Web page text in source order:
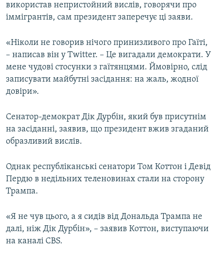
використав непристойний вислів, говорячи про
іммігрантів, сам президент заперечує ці заяви.
«Ніколи не говорив нічого принизливого про Гаїті,
– написав він у Twitter. – Це вигадали демократи. У
мене чудові стосунки з гаїтянцями. Ймовірно, слід
записувати майбутні засідання: на жаль, жодної
довіри».
Сенатор-демократ Дік Дурбін, який був присутнім
на засіданні, заявив, що президент вжив згаданий
образливий вислів.
Однак республіканські сенатори Том Коттон і Девід
Пердю в недільних теленовинах стали на сторону
Трампа.
«Я не чув цього, а я сидів від Дональда Трампа не
далі, ніж Дік Дурбін», – заявив Коттон, виступаючи
на каналі CBS.